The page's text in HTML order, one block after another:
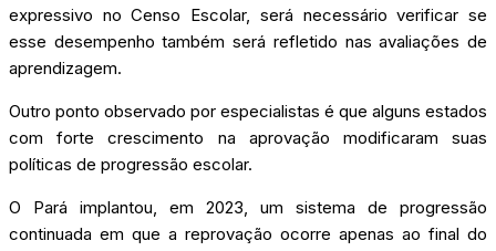
expressivo no Censo Escolar, será necessário verificar se
esse desempenho também será refletido nas avaliações de
aprendizagem.
Outro ponto observado por especialistas é que alguns estados
com forte crescimento na aprovação modificaram suas
políticas de progressão escolar.
O Pará implantou, em 2023, um sistema de progressão
continuada em que a reprovação ocorre apenas ao final do